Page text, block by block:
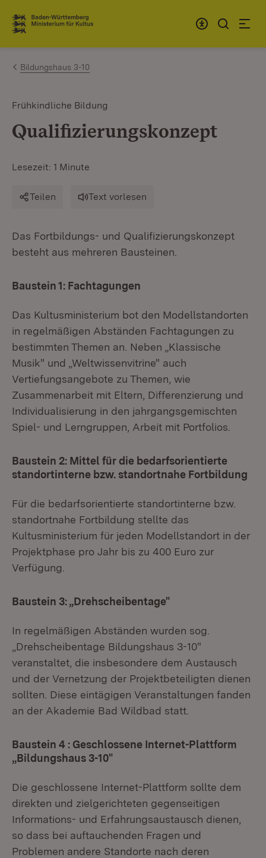
Zum Inhalt springen
Link zur Startseite
Bildungshaus 3-10
Frühkindliche Bildung
Qualifizierungskonzept
Lesezeit: 1 Minute
Teilen Text vorlesen
Das Fortbildungs- und Qualifizierungskonzept
besteht aus mehreren Bausteinen.
Baustein 1: Fachtagungen
Das Kultusministerium bot den Modellstandorten
in regelmäßigen Abständen Fachtagungen zu
bestimmten Themen an. Neben „Klassische
Musik" und „Weltwissenvitrine" auch
Vertiefungsangebote zu Themen, wie
Zusammenarbeit mit Eltern, Differenzierung und
Individualisierung in den jahrgangsgemischten
Spiel- und Lerngruppen, Arbeit mit Portfolios.
Baustein 2: Mittel für die bedarfsorientierte
standortinterne bzw. standortnahe Fortbildung
Für die bedarfsorientierte standortinterne bzw.
standortnahe Fortbildung stellte das
Kultusministerium für jeden Modellstandort in der
Projektphase pro Jahr bis zu 400 Euro zur
Verfügung.
Baustein 3: „Drehscheibentage"
In regelmäßigen Abständen wurden sog.
„Drehscheibentage Bildungshaus 3-10"
veranstaltet, die insbesondere dem Austausch
und der Vernetzung der Projektbeteiligten dienen
sollten. Diese eintägigen Veranstaltungen fanden
an der Akademie Bad Wildbad statt.
Baustein 4 : Geschlossene Internet-Plattform
„Bildungshaus 3-10"
Die geschlossene Internet-Plattform sollte dem
direkten und zielgerichteten gegenseitigen
Informations- und Erfahrungsaustausch dienen,
so dass bei auftauchenden Fragen und
Problemen andere Standorte nach deren